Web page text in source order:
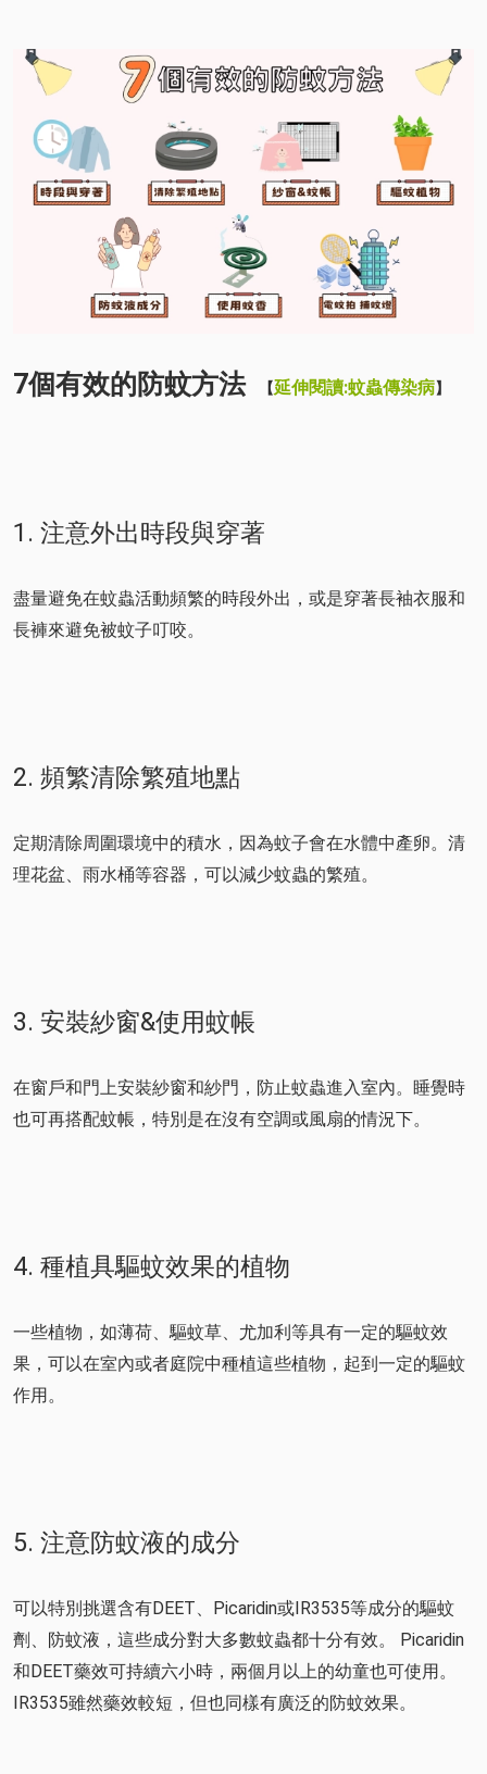
7個有效的防蚊方法 【延伸閱讀:蚊蟲傳染病】
1. 注意外出時段與穿著
盡量避免在蚊蟲活動頻繁的時段外出，或是穿著長袖衣服和
長褲來避免被蚊子叮咬。
2. 頻繁清除繁殖地點
定期清除周圍環境中的積水，因為蚊子會在水體中產卵。清
理花盆、雨水桶等容器，可以減少蚊蟲的繁殖。
3. 安裝紗窗&使用蚊帳
在窗戶和門上安裝紗窗和紗門，防止蚊蟲進入室內。睡覺時
也可再搭配蚊帳，特別是在沒有空調或風扇的情況下。
4. 種植具驅蚊效果的植物
一些植物，如薄荷、驅蚊草、尤加利等具有一定的驅蚊效
果，可以在室內或者庭院中種植這些植物，起到一定的驅蚊
作用。
5. 注意防蚊液的成分
可以特別挑選含有DEET、Picaridin或IR3535等成分的驅蚊
劑、防蚊液，這些成分對大多數蚊蟲都十分有效。 Picaridin
和DEET藥效可持續六小時，兩個月以上的幼童也可使用。
IR3535雖然藥效較短，但也同樣有廣泛的防蚊效果。